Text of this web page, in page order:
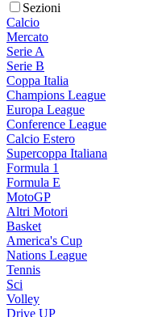
Sezioni
Calcio
Mercato
Serie A
Serie B
Coppa Italia
Champions League
Europa League
Conference League
Calcio Estero
Supercoppa Italiana
Formula 1
Formula E
MotoGP
Altri Motori
Basket
America's Cup
Nations League
Tennis
Sci
Volley
Drive UP